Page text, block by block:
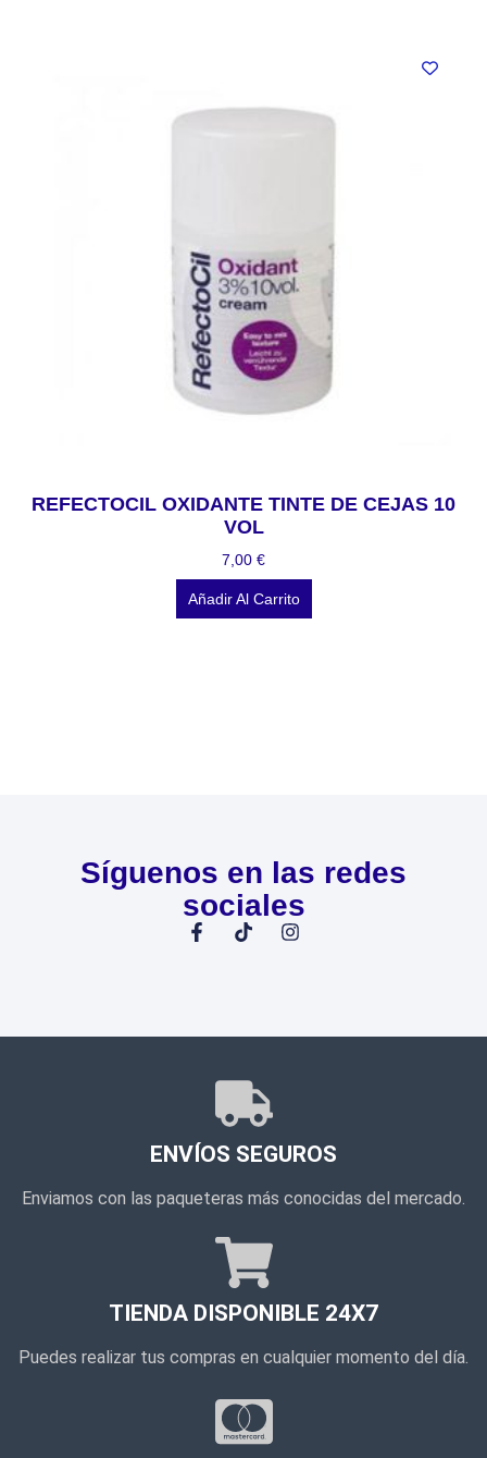
REFECTOCIL OXIDANTE TINTE DE CEJAS 10
VOL
7,00 €
Añadir Al Carrito
Síguenos en las redes
sociales
ENVÍOS SEGUROS
Enviamos con las paqueteras más conocidas del mercado.
TIENDA DISPONIBLE 24X7
Puedes realizar tus compras en cualquier momento del día.